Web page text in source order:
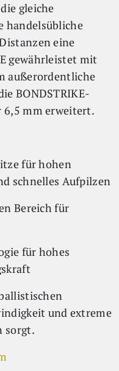
gleiche
handelsübliche
eine
gewährleistet mit
außerordentliche
BONDSTRIKE-
6,5 mm erweitert.
für hohen
schnelles Aufpilzen
Bereich für
für hohes
und extreme
sorgt.